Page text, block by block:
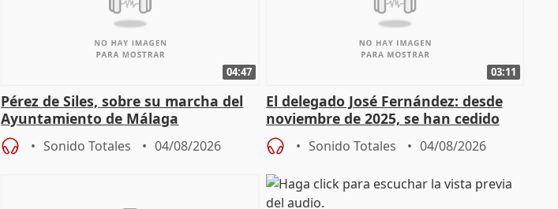
04:47
Pérez de Siles, sobre su marcha del
Ayuntamiento de Málaga
Sonido Totales 04/08/2026
03:11
El delegado José Fernández: desde
noviembre de 2025, se han cedido
9.810 ayudas por nacimiento
Sonido Totales 04/08/2026